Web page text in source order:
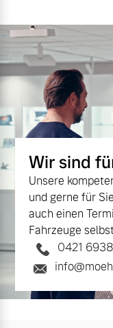
Wir sind
Unsere
und gerne für
auch einen
Fahrzeuge
0421